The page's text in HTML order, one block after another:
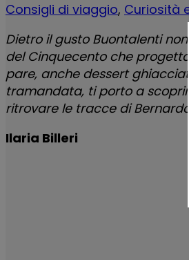
Consigli di viaggio, Curiosità
Dietro il gusto Buontalenti
del Cinquecento che
pare, anche dessert
tramandata, ti porto a
ritrovare le tracce di
Ilaria Billeri